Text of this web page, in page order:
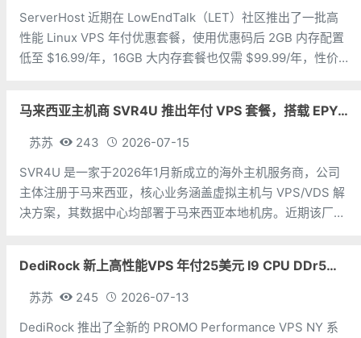
ServerHost 近期在 LowEndTalk（LET）社区推出了一批高
性能 Linux VPS 年付优惠套餐，使用优惠码后 2GB 内存配置
低至 $16.99/年，16GB 大内存套餐也仅需 $99.99/年，性价
马来西亚主机商 SVR4U 推出年付 VPS 套餐，搭载 EPYC/至强铂金，支持支付宝
苏苏 243
2026-07-15
SVR4U 是一家于2026年1月新成立的海外主机服务商，公司
主体注册于马来西亚，核心业务涵盖虚拟主机与 VPS/VDS 解
决方案，其数据中心均部署于马来西亚本地机房。近期该厂商
DediRock 新上高性能VPS 年付25美元 I9 CPU DDr5内存 纽约机房
苏苏 245
2026-07-13
DediRock 推出了全新的 PROMO Performance VPS NY 系